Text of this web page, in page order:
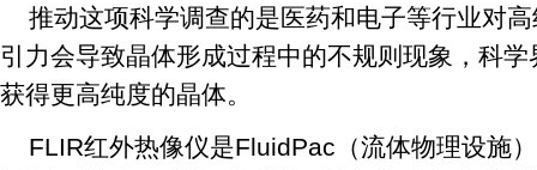
推动这项科学调查的是医药和电子等行业对
引力会导致晶体形成过程中的不规则现象，科
获得更高纯度的晶体。
FLIR红外热像仪是FluidPac（流体物理设施